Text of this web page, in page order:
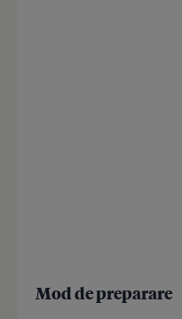
Mod de preparare